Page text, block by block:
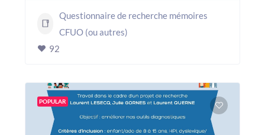
Questionnaire de recherche mémoires
CFUO (ou autres)
92
POPULAR